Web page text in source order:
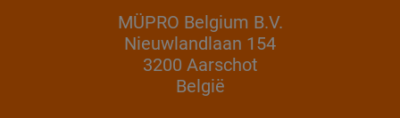
MÜPRO Belgium B.V.
Nieuwlandlaan 154
3200 Aarschot
België